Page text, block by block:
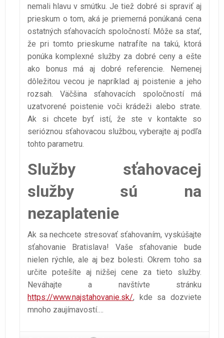
nemali hlavu v smútku. Je tiež dobré si spraviť aj
prieskum o tom, aká je priemerná ponúkaná cena
ostatných sťahovacích spoločností. Môže sa stať,
že pri tomto prieskume natrafíte na takú, ktorá
ponúka komplexné služby za dobré ceny a ešte
ako bonus má aj dobré referencie. Nemenej
dôležitou vecou je napríklad aj poistenie a jeho
rozsah. Väčšina sťahovacích spoločností má
uzatvorené poistenie voči krádeži alebo strate.
Ak si chcete byť istí, že ste v kontakte so
serióznou sťahovacou službou, vyberajte aj podľa
tohto parametru.
Služby sťahovacej
služby sú na
nezaplatenie
Ak sa nechcete stresovať sťahovaním, vyskúšajte
sťahovanie Bratislava! Vaše sťahovanie bude
nielen rýchle, ale aj bez bolesti. Okrem toho sa
určite potešíte aj nižšej cene za tieto služby.
Neváhajte a navštívte stránku
https://www.najstahovanie.sk/, kde sa dozviete
mnoho zaujímavostí.